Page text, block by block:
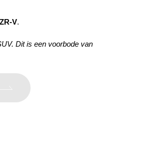
V.
Dit is een voorbode van